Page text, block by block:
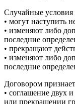
Случайные условия
• могут наступить
• изменяют либо
последние
• прекращают
• изменяют либо
последние
Договором
• соглашение двух
или прекращении